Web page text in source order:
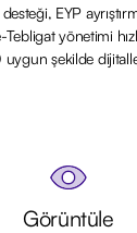
EYP
yönetimi
şekilde
Görüntüle